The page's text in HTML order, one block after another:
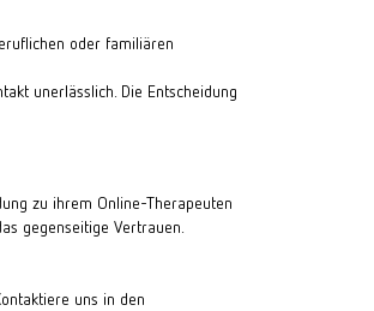
oder familiären
unerlässlich. Die Entscheidung
zu ihrem Online-Therapeuten
gegenseitige Vertrauen.
uns in den